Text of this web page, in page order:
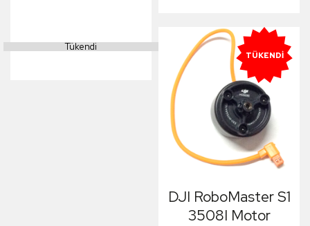
Tükendi
TÜKENDI
DJI RoboMaster S1
3508I Motor